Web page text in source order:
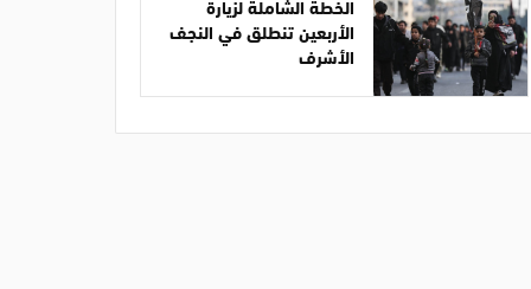
الأربعين تنطلق في النجف
الأشرف